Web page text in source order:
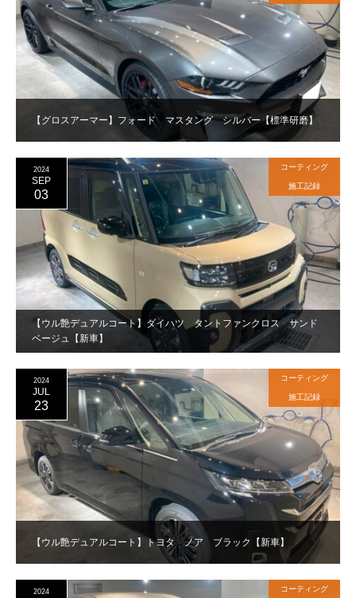
【グロスアーマー】フォード マスタング シルバー【標準研磨】
【ウル艶デュアルコート】ダイハツ タントファンクロス サンド
ベージュ【新車】
2024
SEP
03
コーティング
施工記録
【ウル艶デュアルコート】トヨタ ノア ブラック【新車】
2024
JUL
23
コーティング
施工記録
2024 コーティング